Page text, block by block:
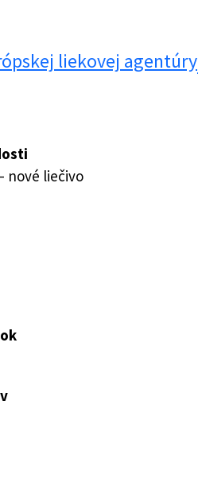
liekovej agentúry
nové liečivo